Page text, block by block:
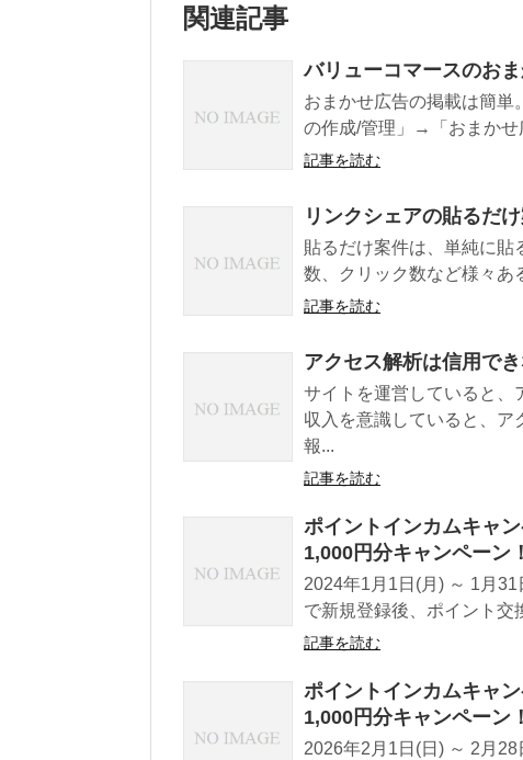
関連記事
バリューコマースのお
おまかせ広告の掲載は簡単
の作成/管理」→「おまかせ
記事を読む
リンクシェアの貼るだ
貼るだけ案件は、単純に貼
数、クリック数など様々あ
記事を読む
アクセス解析は信用で
サイトを運営していると、
収入を意識していると、ア
報...
記事を読む
ポイントインカムキャ
1,000円分キャンペーン
2024年1月1日(月) ～ 1月
で新規登録後、ポイント交
記事を読む
ポイントインカムキャ
1,000円分キャンペーン
2026年2月1日(日) ～ 2月